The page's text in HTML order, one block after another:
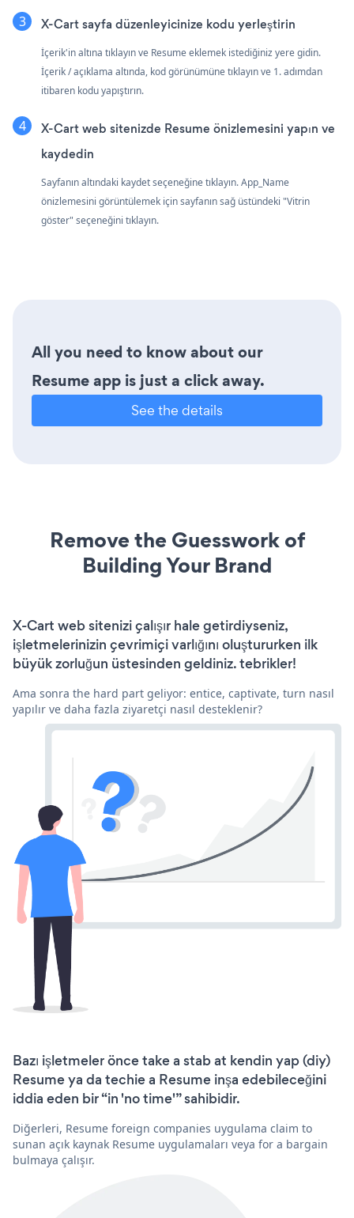
X-Cart sayfa düzenleyicinize kodu yerleştirin
İçerik'in altına tıklayın ve Resume eklemek istediğiniz yere gidin.
İçerik / açıklama altında, kod görünümüne tıklayın ve 1. adımdan
itibaren kodu yapıştırın.
X-Cart web sitenizde Resume önizlemesini yapın ve
kaydedin
Sayfanın altındaki kaydet seçeneğine tıklayın. App_Name
önizlemesini görüntülemek için sayfanın sağ üstündeki "Vitrin
göster" seçeneğini tıklayın.
All you need to know about our
Resume app is just a click away.
See the details
Remove the Guesswork of
Building Your Brand
X-Cart web sitenizi çalışır hale getirdiyseniz,
işletmelerinizin çevrimiçi varlığını oluştururken ilk
büyük zorluğun üstesinden geldiniz. tebrikler!
Ama sonra the hard part geliyor: entice, captivate, turn nasıl
yapılır ve daha fazla ziyaretçi nasıl desteklenir?
Bazı işletmeler önce take a stab at kendin yap (diy)
Resume ya da techie a Resume inşa edebileceğini
iddia eden bir “in 'no time'” sahibidir.
Diğerleri, Resume foreign companies uygulama claim to
sunan açık kaynak Resume uygulamaları veya for a bargain
bulmaya çalışır.